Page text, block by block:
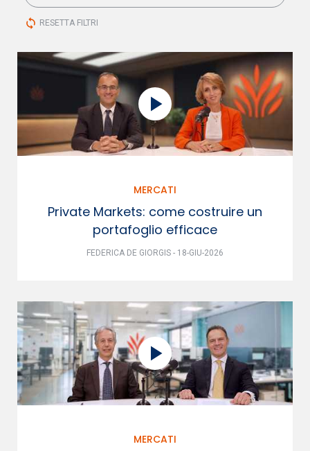
sync RESETTA FILTRI
MERCATI
Private Markets: come costruire un
portafoglio efficace
FEDERICA DE GIORGIS - 18-GIU-2026
MERCATI